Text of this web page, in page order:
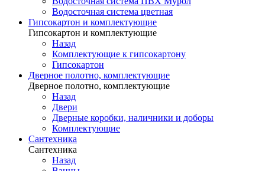
Водосточная система цветная
Гипсокартон и комплектующие
Гипсокартон и комплектующие
Назад
Комплектующие к гипсокартону
Гипсокартон
Дверное полотно, комплектующие
Дверное полотно, комплектующие
Назад
Двери
Дверные коробки, наличники и доборы
Комплектующие
Сантехника
Сантехника
Назад